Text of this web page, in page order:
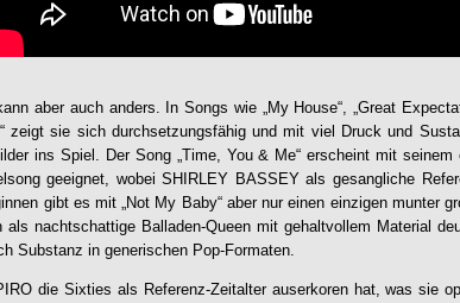
aber auch anders. In Songs wie „My House“, „Great
zeigt sie sich durchsetzungsfähig und mit viel Druck und
ins Spiel. Der Song „Time, You & Me“ erscheint mit
geeignet, wobei SHIRLEY BASSEY als gesangliche
gibt es mit „Not My Baby“ aber nur einen einzigen munter
nachtschattige Balladen-Queen mit gehaltvollem Material
Substanz in generischen Pop-Formaten.
die Sixties als Referenz-Zeitalter auserkoren hat, was sie